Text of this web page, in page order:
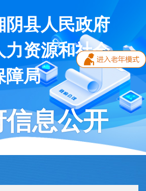
阴县人民政府
力资源和社会
障局
信息公开